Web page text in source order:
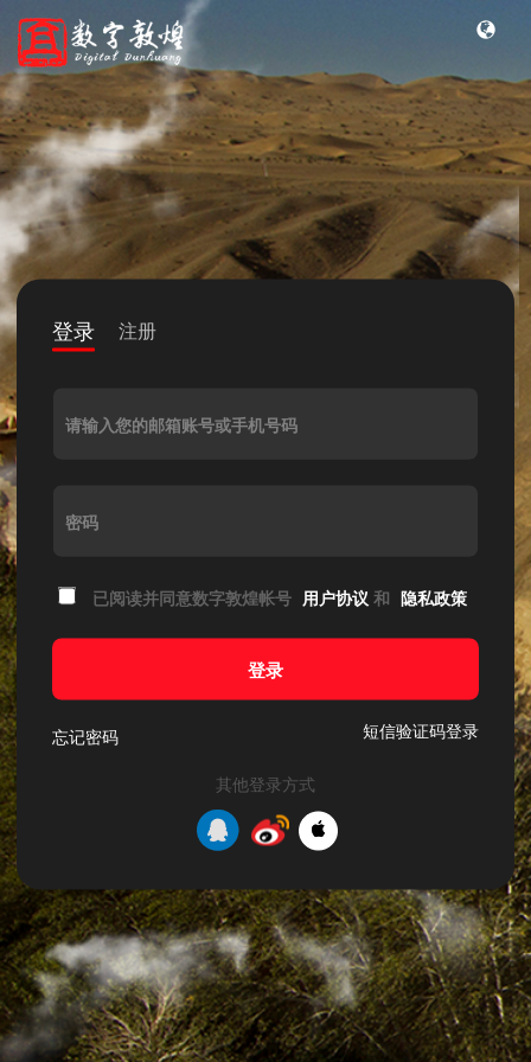
登录 注册
请输入您的邮箱账号或手机号码
密码
已阅读并同意数字敦煌帐号 用户协议 和 隐私政策
登录
忘记密码 短信验证码登录
其他登录方式